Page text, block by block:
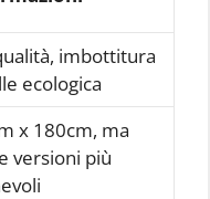
imbottitura
ecologica
x 180cm, ma
versioni più